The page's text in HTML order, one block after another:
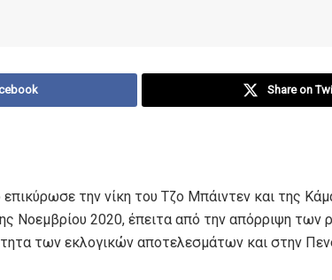
Share on
την νίκη του Τζο Μπάιντεν και της
Νοεμβρίου 2020, έπειτα από την απόρριψη των
των εκλογικών αποτελεσμάτων και στην